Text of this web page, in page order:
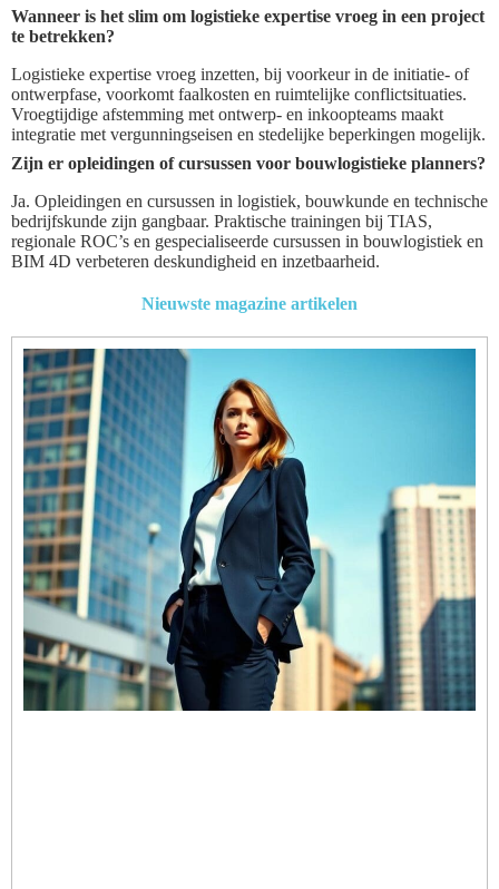
Wanneer is het slim om logistieke expertise vroeg in een project
te betrekken?
Logistieke expertise vroeg inzetten, bij voorkeur in de initiatie- of
ontwerpfase, voorkomt faalkosten en ruimtelijke conflictsituaties.
Vroegtijdige afstemming met ontwerp- en inkoopteams maakt
integratie met vergunningseisen en stedelijke beperkingen mogelijk.
Zijn er opleidingen of cursussen voor bouwlogistieke planners?
Ja. Opleidingen en cursussen in logistiek, bouwkunde en technische
bedrijfskunde zijn gangbaar. Praktische trainingen bij TIAS,
regionale ROC’s en gespecialiseerde cursussen in bouwlogistiek en
BIM 4D verbeteren deskundigheid en inzetbaarheid.
Nieuwste magazine artikelen